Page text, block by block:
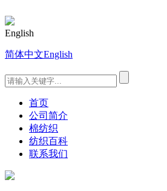
English
简体中文English
首页
公司简介
棉纺织
纺织百科
联系我们